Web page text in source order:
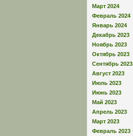
Март 2024
Февраль 2024
Январь 2024
Декабрь 2023
Ноябрь 2023
Октябрь 2023
Сентябрь 2023
Август 2023
Июль 2023
Июнь 2023
Май 2023
Апрель 2023
Март 2023
Февраль 2023